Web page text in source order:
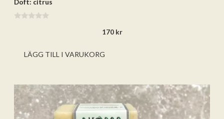
Doft: citrus
170 kr
LÄGG TILL I VARUKORG